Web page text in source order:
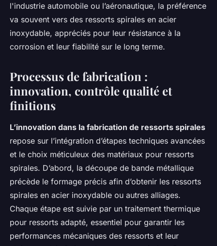
l'industrie automobile ou l’aéronautique, la préférence
va souvent vers des ressorts spirales en acier
inoxydable, appréciés pour leur résistance à la
corrosion et leur fiabilité sur le long terme.
Processus de fabrication :
innovation, contrôle qualité et
finitions
L’innovation dans la fabrication de ressorts spirales
repose sur l’intégration d’étapes techniques avancées
et le choix méticuleux des matériaux pour ressorts
spirales. D’abord, la découpe de bande métallique
précède le formage précis afin d’obtenir les ressorts
spirales en acier inoxydable ou autres alliages.
Chaque étape est suivie par un traitement thermique
pour ressorts adapté, essentiel pour garantir les
performances mécaniques des ressorts et leur